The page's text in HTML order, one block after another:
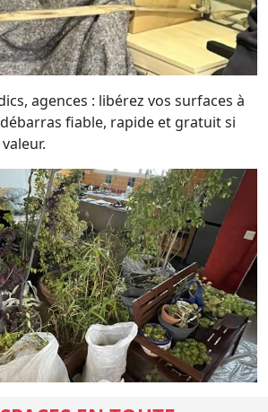
agences : libérez vos surfaces à
fiable, rapide et gratuit si